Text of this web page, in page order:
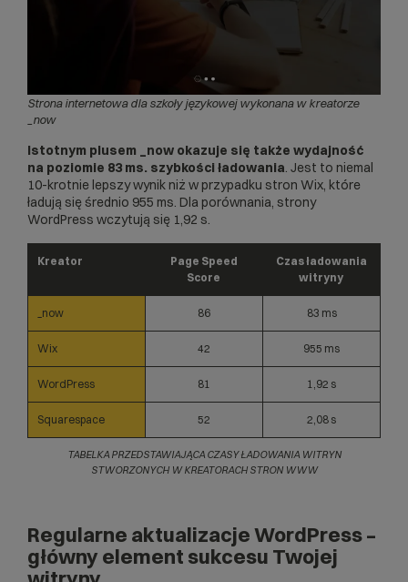
Strona internetowa dla szkoły językowej wykonana w kreatorze
_now
Istotnym plusem _now okazuje się także wydajność
na poziomie 83 ms. szybkości ładowania. Jest to niemal
10-krotnie lepszy wynik niż w przypadku stron Wix, które
ładują się średnio 955 ms. Dla porównania, strony
WordPress wczytują się 1,92 s.
Kreator
Page Speed
Score
Czas ładowania
witryny
_now 86 83 ms
Wix 42 955 ms
WordPress 81 1,92 s
Squarespace 52 2,08 s
TABELKA PRZEDSTAWIAJĄCA CZASY ŁADOWANIA WITRYN
STWORZONYCH W KREATORACH STRON WWW
Regularne aktualizacje WordPress –
główny element sukcesu Twojej